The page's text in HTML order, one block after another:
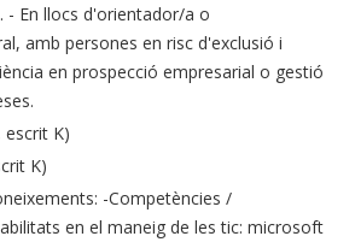
- En llocs d'orientador/a o
amb persones en risc d'exclusió i
en prospecció empresarial o gestió
escrit K)
K)
-Competències /
en el maneig de les tic: microsoft